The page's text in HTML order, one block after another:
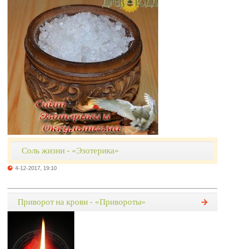
Соль жизни - «Эзотерика»
4-12-2017, 19:10
Приворот на крови - «Привороты»